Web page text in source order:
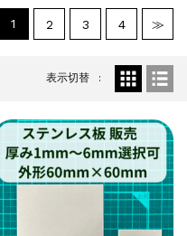
1 2 3 4 ≫
表示切替